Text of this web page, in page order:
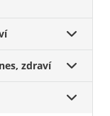
zdraví